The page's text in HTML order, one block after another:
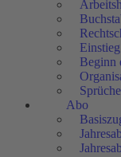
Beginn
Abo